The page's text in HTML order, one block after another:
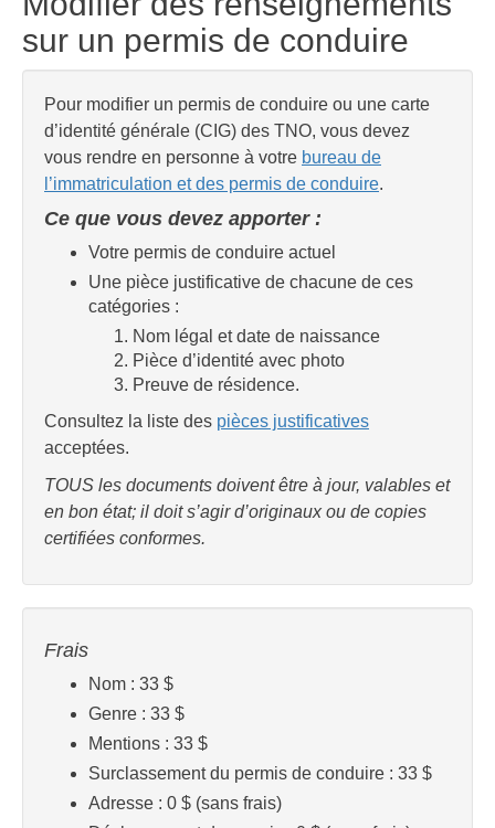
sur un permis de conduire
Pour modifier un permis de conduire ou une carte
d’identité générale (CIG) des TNO, vous devez
vous rendre en personne à votre bureau de
l’immatriculation et des permis de conduire.
Ce que vous devez apporter :
Votre permis de conduire actuel
Une pièce justificative de chacune de ces
catégories :
Nom légal et date de naissance
Pièce d’identité avec photo
Preuve de résidence.
Consultez la liste des pièces justificatives
acceptées.
TOUS les documents doivent être à jour, valables et
en bon état; il doit s’agir d’originaux ou de copies
certifiées conformes.
Frais
Nom : 33 $
Genre : 33 $
Mentions : 33 $
Surclassement du permis de conduire : 33 $
Adresse : 0 $ (sans frais)